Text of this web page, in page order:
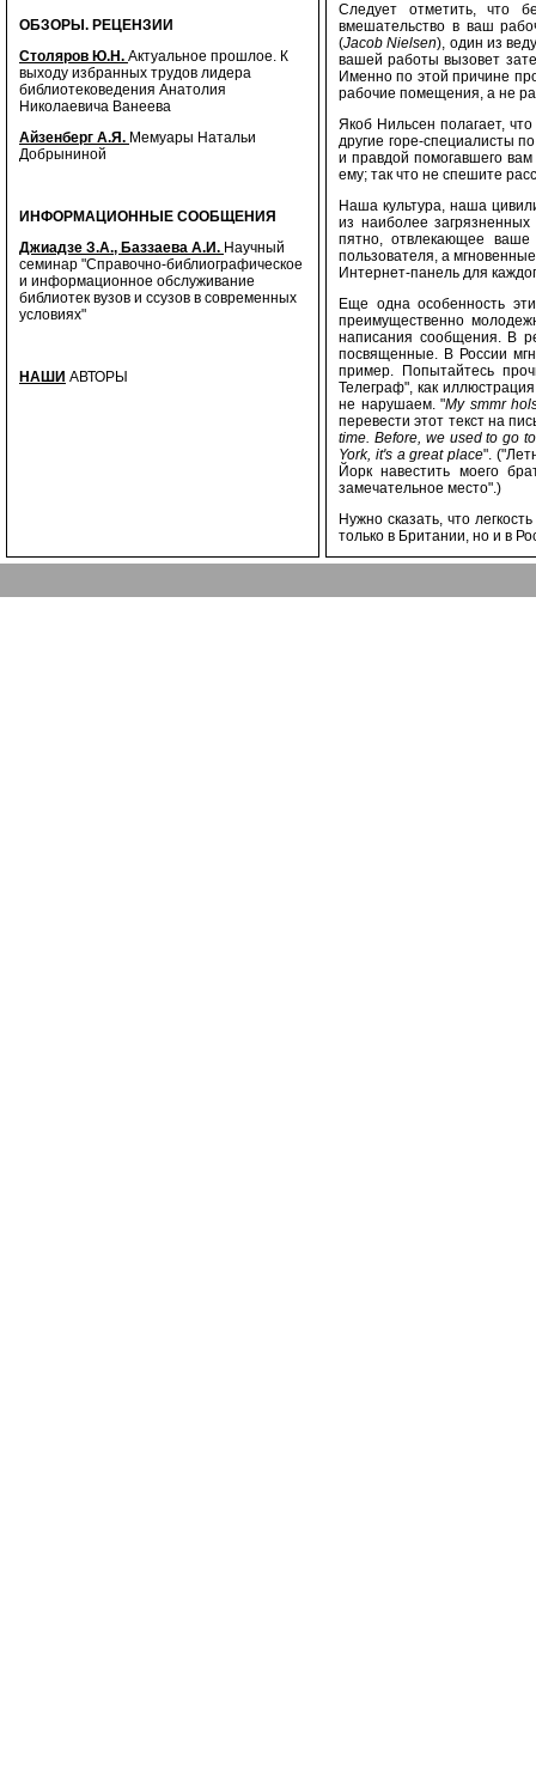
ОБЗОРЫ. РЕЦЕНЗИИ
Столяров Ю.Н. Актуальное прошлое. К
выходу избранных трудов лидера
библиотековедения Анатолия
Николаевича Ванеева
Айзенберг А.Я. Мемуары Натальи
Добрыниной
ИНФОРМАЦИОННЫЕ СООБЩЕНИЯ
Джиадзе З.А., Баззаева А.И. Научный
семинар "Справочно-библиографическое
и информационное обслуживание
библиотек вузов и ссузов в современных
условиях"
НАШИ АВТОРЫ
Следует отметить, что
вмешательство в ваш
(Jacob Nielsen), один из
вашей работы вызовет
Именно по этой причине
рабочие помещения, а не
Якоб Нильсен полагает,
другие горе-специалисты
и правдой помогавшего
ему; так что не спешите
Наша культура, наша
из наиболее
пятно, отвлекающее
пользователя, а
Интернет-панель для
Еще одна особенность
преимущественно
написания сообщения. В
посвященные. В России
пример. Попытайтесь
Телеграф", как
не нарушаем. "My smmr
перевести этот текст на
time. Before, we used to go
York, it's a great place".
Йорк навестить моего
замечательное место".)
Нужно сказать, что
только в Британии, но и в